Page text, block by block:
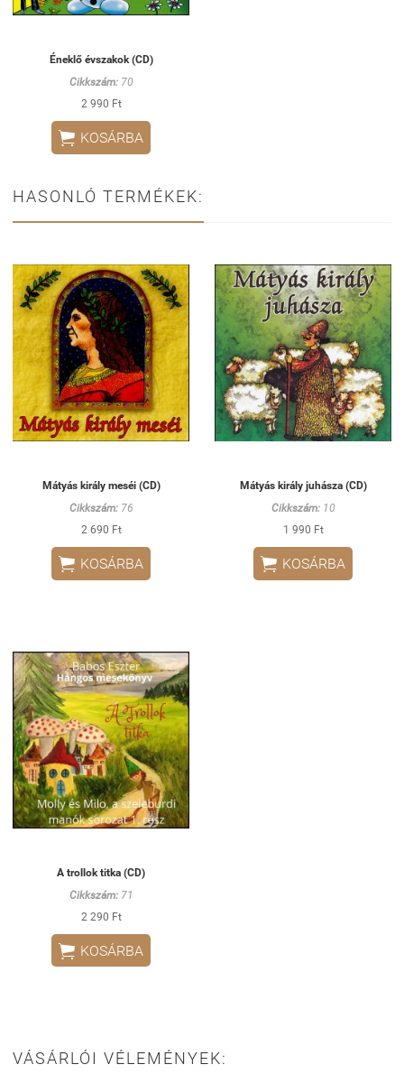
Éneklő évszakok (CD)
Cikkszám:70
2 990 Ft
 KOSÁRBA
HASONLÓ TERMÉKEK:
Mátyás király meséi (CD)
Cikkszám:76
2 690 Ft
 KOSÁRBA
Mátyás király juhásza (CD)
Cikkszám:10
1 990 Ft
 KOSÁRBA
A trollok titka (CD)
Cikkszám:71
2 290 Ft
 KOSÁRBA
VÁSÁRLÓI VÉLEMÉNYEK: